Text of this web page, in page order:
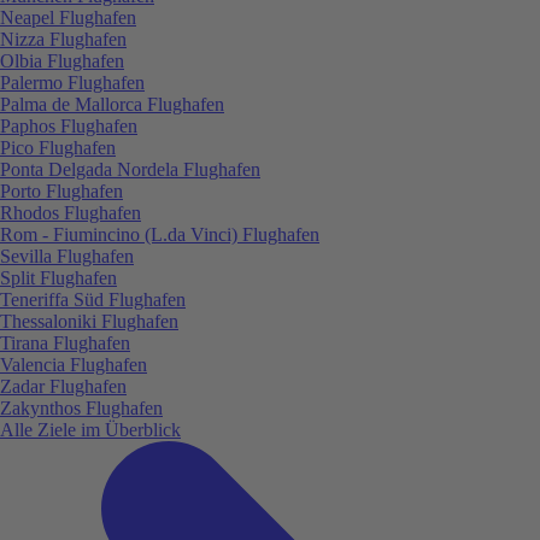
Neapel Flughafen
Nizza Flughafen
Olbia Flughafen
Palermo Flughafen
Palma de Mallorca Flughafen
Paphos Flughafen
Pico Flughafen
Ponta Delgada Nordela Flughafen
Porto Flughafen
Rhodos Flughafen
Rom - Fiumincino (L.da Vinci) Flughafen
Sevilla Flughafen
Split Flughafen
Teneriffa Süd Flughafen
Thessaloniki Flughafen
Tirana Flughafen
Valencia Flughafen
Zadar Flughafen
Zakynthos Flughafen
Alle Ziele im Überblick